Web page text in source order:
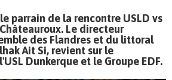
parrain de la rencontre USLD vs
Le directeur
des Flandres et du littoral
Ait Si, revient sur le
Dunkerque et le Groupe EDF.